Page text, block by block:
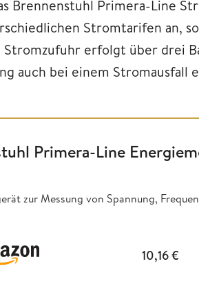
Brennenstuhl Primera-Line
Stromtarifen an,
Stromzufuhr erfolgt über drei
auch bei einem Stromausfall
Primera-Line
zur Messung von Spannung,
10,16€